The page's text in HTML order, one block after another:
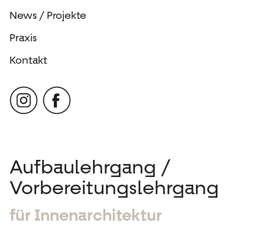
News / Projekte
Praxis
Kontakt
Aufbaulehrgang /
Vorbereitungslehrgang
für Innenarchitektur